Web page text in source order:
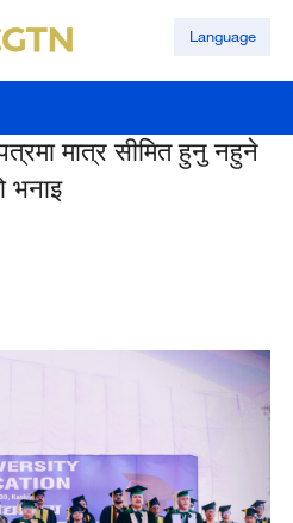
Language
मात्र सीमित हुनु नहुने
भनाइ